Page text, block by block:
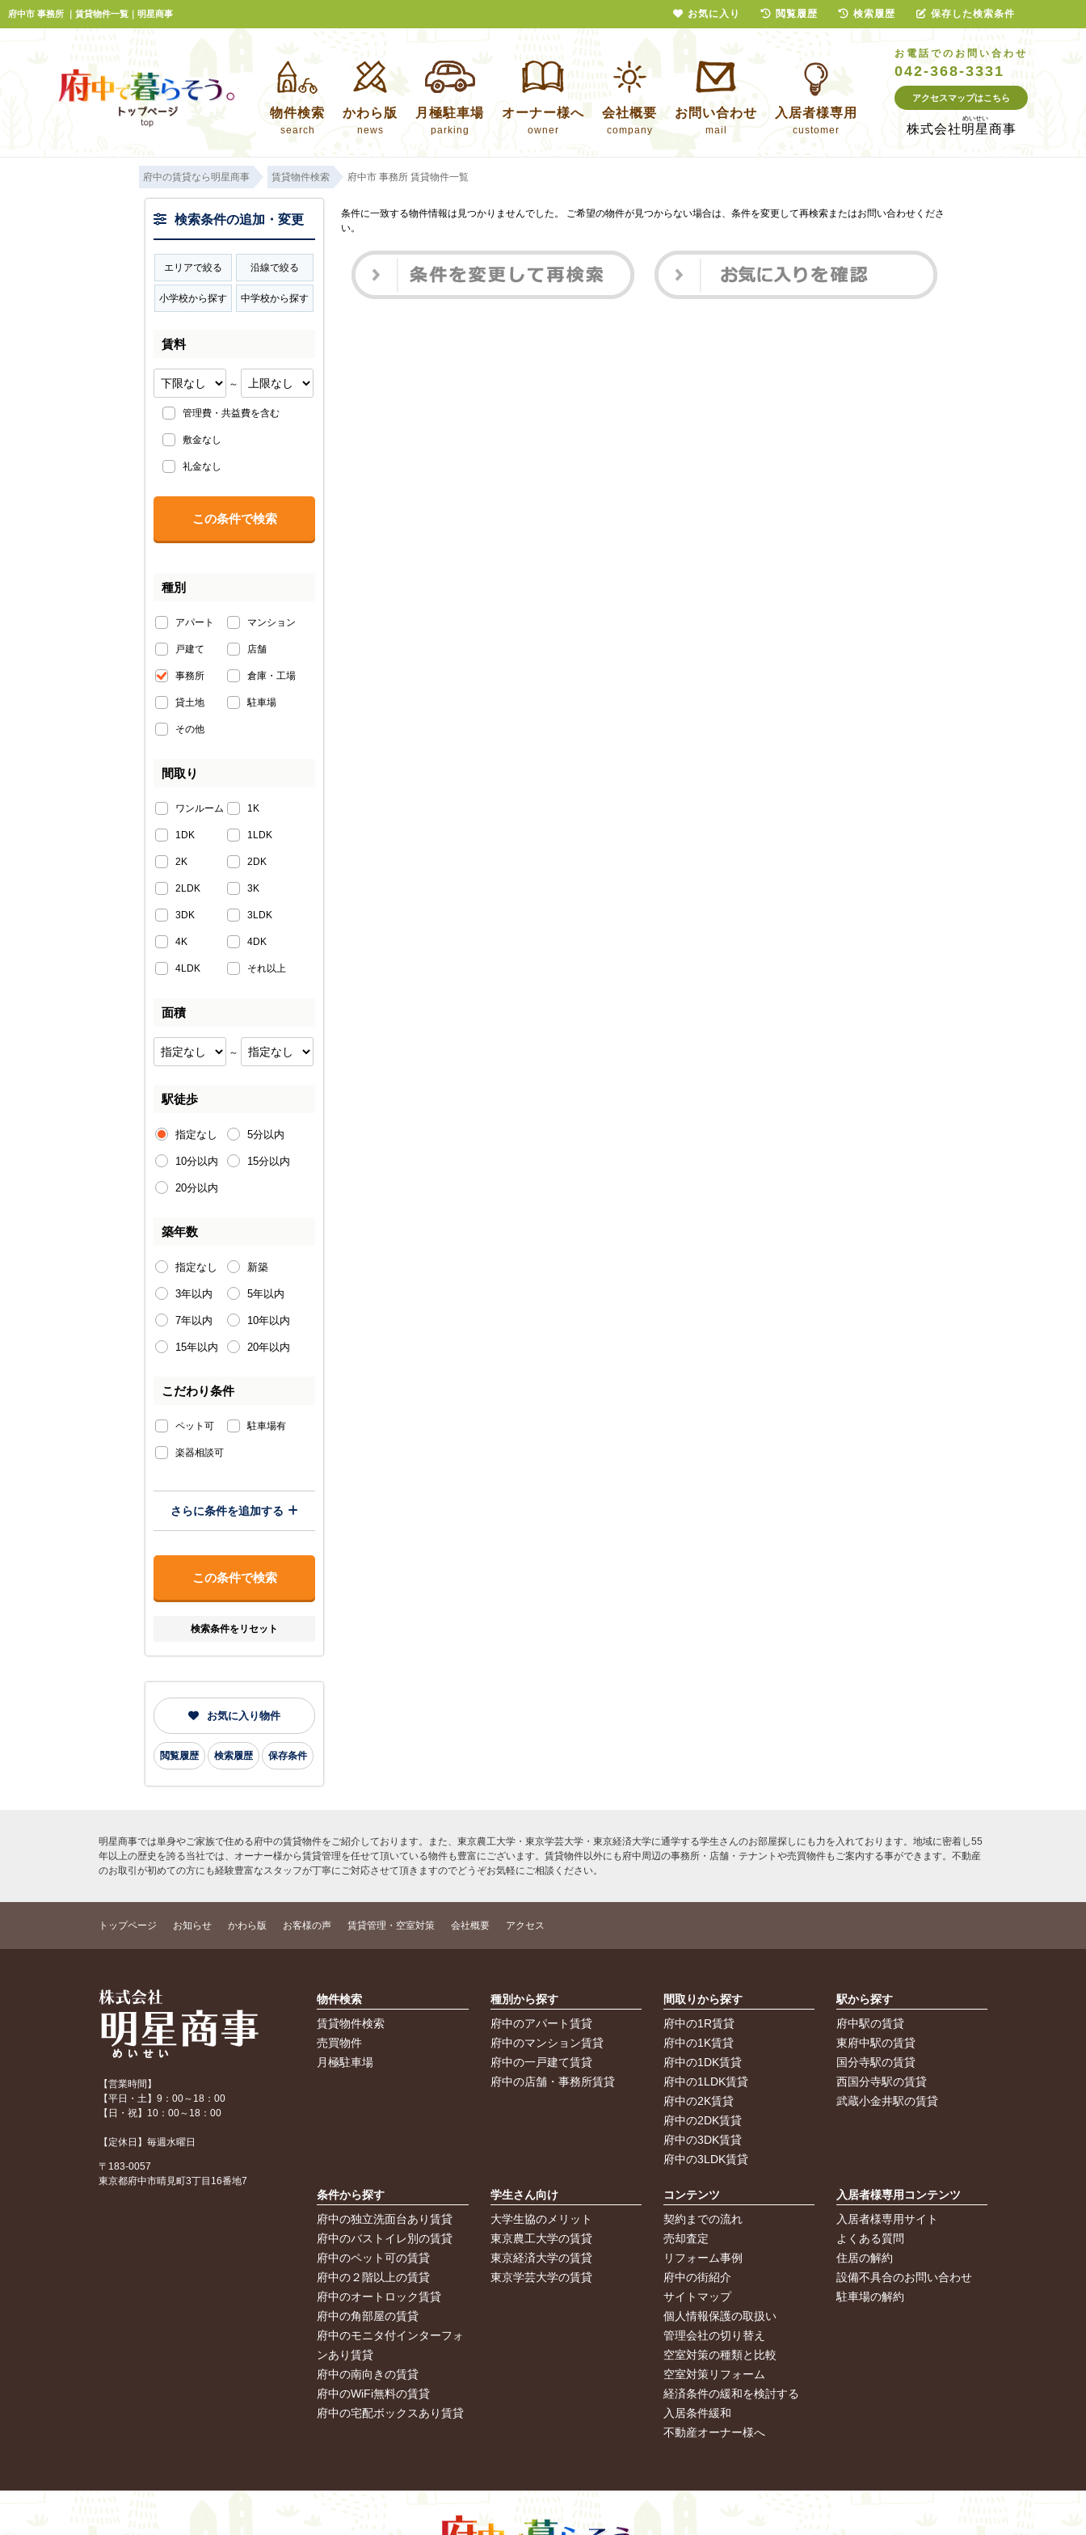
府中市 事務所 ｜賃貸物件一覧｜明星商事
物件検索
search
かわら版
news
月極駐車場
parking
オーナー様へ
owner
会社概要
company
お問い合わせ
mail
入居者様専用
customer
お電話でのお問い合わせ
042-368-3331
アクセスマップはこちら
株式会社明星商事
府中の賃貸なら明星商事 賃貸物件検索 府中市 事務所 賃貸物件一覧
条件に一致する物件情報は見つかりませんでした。 ご希望の物件が見つからない場合は、条件を変更して再検索またはお問い合わせくださ
い。
検索条件の追加・変更
エリアで絞る 沿線で絞る
小学校から探す 中学校から探す
賃料
～
管理費・共益費を含む
敷金なし
礼金なし
種別
アパート マンション
戸建て 店舗
事務所 倉庫・工場
貸土地 駐車場
その他
間取り
ワンルーム 1K
1DK 1LDK
2K 2DK
2LDK 3K
3DK 3LDK
4K 4DK
4LDK それ以上
面積
～
駅徒歩
指定なし 5分以内
10分以内 15分以内
20分以内
築年数
指定なし 新築
3年以内 5年以内
7年以内 10年以内
15年以内 20年以内
こだわり条件
ペット可 駐車場有
楽器相談可
さらに条件を追加する
検索条件をリセット
お気に入り物件
閲覧履歴 検索履歴 保存条件
明星商事では単身やご家族で住める府中の賃貸物件をご紹介しております。また、東京農工大学・東京学芸大学・東京経済大学に通学する学生さんのお部屋探しにも力を入れております。地域に密着し55
年以上の歴史を誇る当社では、オーナー様から賃貸管理を任せて頂いている物件も豊富にございます。賃貸物件以外にも府中周辺の事務所・店舗・テナントや売買物件もご案内する事ができます。不動産
のお取引が初めての方にも経験豊富なスタッフが丁寧にご対応させて頂きますのでどうぞお気軽にご相談ください。
トップページ お知らせ かわら版 お客様の声 賃貸管理・空室対策 会社概要 アクセス
【営業時間】
【平日・土】9：00～18：00
【日・祝】10：00～18：00
【定休日】毎週水曜日
〒183-0057
東京都府中市晴見町3丁目16番地7
物件検索
賃貸物件検索
売買物件
月極駐車場
種別から探す
府中のアパート賃貸
府中のマンション賃貸
府中の一戸建て賃貸
府中の店舗・事務所賃貸
間取りから探す
府中の1R賃貸
府中の1K賃貸
府中の1DK賃貸
府中の1LDK賃貸
府中の2K賃貸
府中の2DK賃貸
府中の3DK賃貸
府中の3LDK賃貸
駅から探す
府中駅の賃貸
東府中駅の賃貸
国分寺駅の賃貸
西国分寺駅の賃貸
武蔵小金井駅の賃貸
条件から探す
府中の独立洗面台あり賃貸
府中のバストイレ別の賃貸
府中のペット可の賃貸
府中の２階以上の賃貸
府中のオートロック賃貸
府中の角部屋の賃貸
府中のモニタ付インターフォ
ンあり賃貸
府中の南向きの賃貸
府中のWiFi無料の賃貸
府中の宅配ボックスあり賃貸
学生さん向け
大学生協のメリット
東京農工大学の賃貸
東京経済大学の賃貸
東京学芸大学の賃貸
コンテンツ
契約までの流れ
売却査定
リフォーム事例
府中の街紹介
サイトマップ
個人情報保護の取扱い
管理会社の切り替え
空室対策の種類と比較
空室対策リフォーム
経済条件の緩和を検討する
入居条件緩和
不動産オーナー様へ
入居者様専用コンテンツ
入居者様専用サイト
よくある質問
住居の解約
設備不具合のお問い合わせ
駐車場の解約
お気に入り 閲覧履歴 検索履歴 保存した検索条件